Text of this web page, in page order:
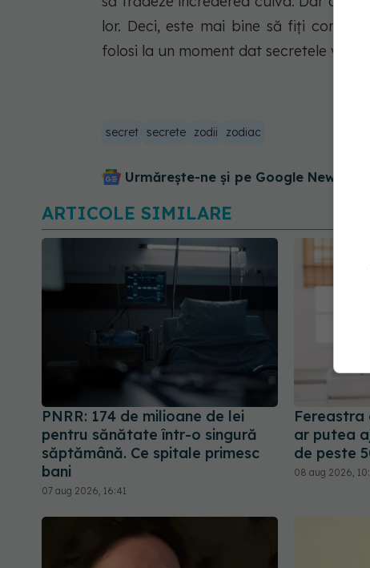
lor. Deci, este mai bine să fiți
folosi la un moment dat secretele
secret secrete zodii zodiac
Urmărește-ne și pe Google News -
ARTICOLE SIMILARE
PNRR: 174 de milioane de lei
pentru sănătate într-o singură
săptămână. Ce spitale primesc
bani
07 aug 2026, 16:41
ar putea
de peste
08 aug 2026,